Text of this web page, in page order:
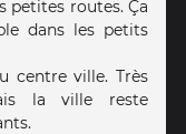
petites routes. Ça
dans les petits
centre ville. Très
la ville reste